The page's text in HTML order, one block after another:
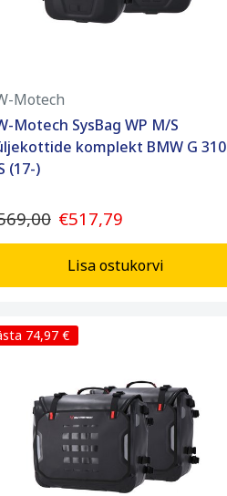
Motech
Motech SysBag WP M/S
komplekt BMW G 310
(17-)
€517,79
Lisa ostukorvi
74,97 €